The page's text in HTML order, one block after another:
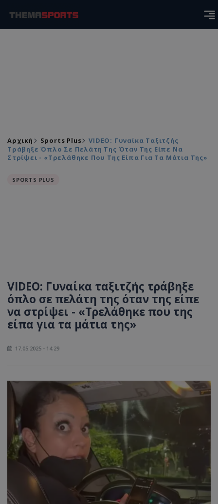
Αρχική Sports Plus
VIDEO: Γυναίκα Ταξιτζής
Τράβηξε Όπλο Σε Πελάτη Της Όταν Της Είπε Να
Στρίψει - «Τρελάθηκε Που Της Είπα Για Τα Μάτια Της»
SPORTS PLUS
VIDEO: Γυναίκα ταξιτζής τράβηξε
όπλο σε πελάτη της όταν της είπε
να στρίψει - «Τρελάθηκε που της
είπα για τα μάτια της»
17.05.2025 - 14:29